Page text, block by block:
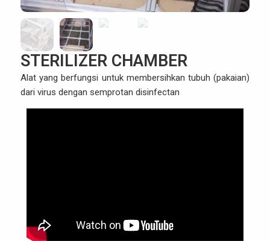
STERILIZER CHAMBER
Alat yang berfungsi untuk membersihkan tubuh (pakaian)
dari virus dengan semprotan disinfectan